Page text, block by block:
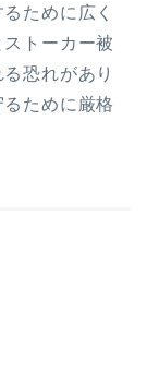
ために広く
トーカー被
恐れがあり
ために厳格